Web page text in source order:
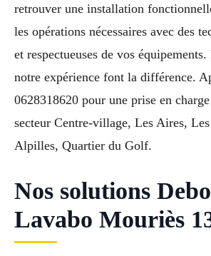
retrouver une installation
les opérations nécessaires avec des
et respectueuses de vos
notre expérience font la différence.
0628318620 pour une prise en
secteur Centre-village, Les Aires,
Alpilles, Quartier du Golf.
Nos solutions
Lavabo Mouriès